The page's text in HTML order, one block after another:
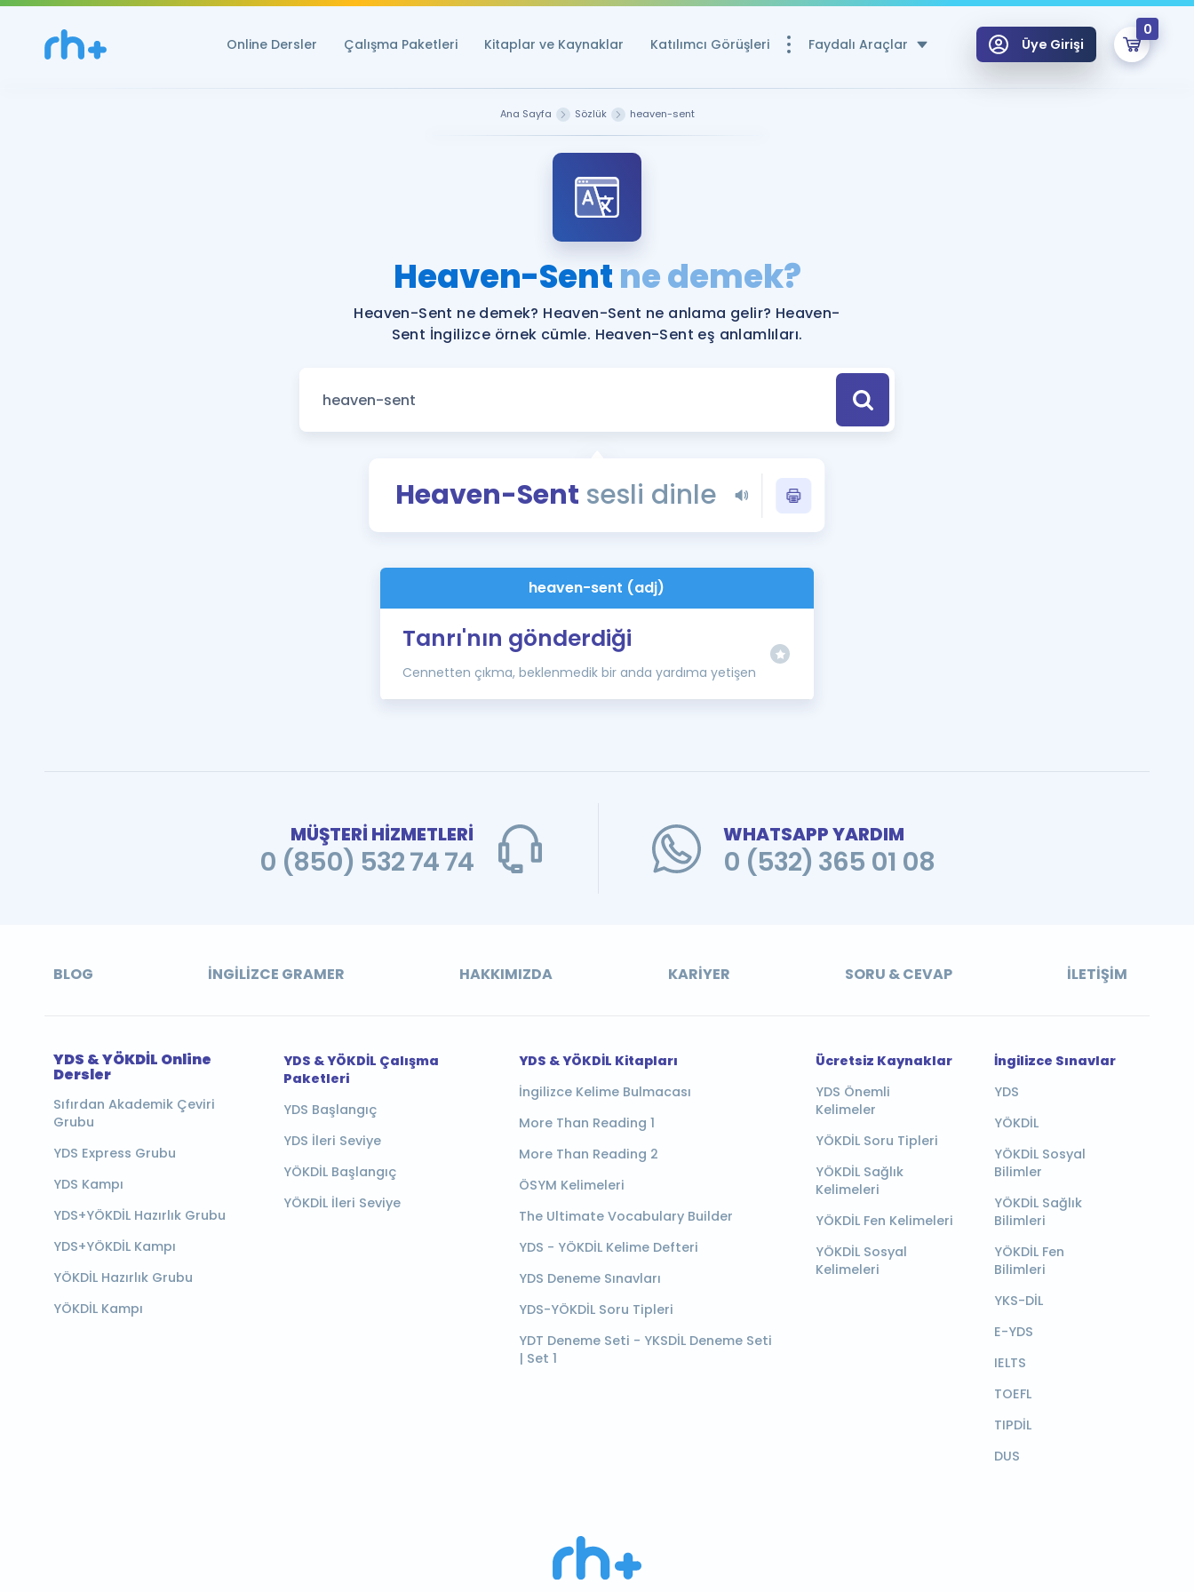
Online Dersler Çalışma Paketleri Kitaplar ve Kaynaklar Katılımcı Görüşleri Faydalı Araçlar
Ücretsiz Kaynaklar
YDS ve YÖKDİL Puan Hesaplama Aracı
YDS ve YÖKDİL'e Hazırlananlar için Öneriler
Tüm ÖSYM Sınavları Tek Takvimde
Blog
YDS - YÖKDİL Tüm Sınavlarla İlgili Haberler
İngilizce Gramer
Üye Girişi
0
Remzi Hoca ile seni sınava hazırlayacak onlarca eğitim seni bekliyor!
Ana Sayfa Sözlük heaven-sent
Heaven-Sentne demek?
Heaven-Sent ne demek? Heaven-Sent ne anlama gelir? Heaven-
Sent İngilizce örnek cümle. Heaven-Sent eş anlamlıları.
Heaven-Sent sesli dinle
heaven-sent (adj)
Tanrı'nın gönderdiği
Cennetten çıkma, beklenmedik bir anda yardıma yetişen
MÜŞTERİ HİZMETLERİ
0 (850) 532 74 74
WHATSAPP YARDIM
0 (532) 365 01 08
BLOG İNGILIZCE GRAMER HAKKIMIZDA KARIYER SORU & CEVAP İLETIŞIM
YDS & YÖKDİL Online
Dersler
Sıfırdan Akademik Çeviri
Grubu
YDS Express Grubu
YDS Kampı
YDS+YÖKDİL Hazırlık Grubu
YDS+YÖKDİL Kampı
YÖKDİL Hazırlık Grubu
YÖKDİL Kampı
YDS & YÖKDİL Çalışma
Paketleri
YDS Başlangıç
YDS İleri Seviye
YÖKDİL Başlangıç
YÖKDİL İleri Seviye
YDS & YÖKDİL Kitapları
İngilizce Kelime Bulmacası
More Than Reading 1
More Than Reading 2
ÖSYM Kelimeleri
The Ultimate Vocabulary Builder
YDS - YÖKDİL Kelime Defteri
YDS Deneme Sınavları
YDS-YÖKDİL Soru Tipleri
YDT Deneme Seti - YKSDİL Deneme Seti
| Set 1
Ücretsiz Kaynaklar
YDS Önemli
Kelimeler
YÖKDİL Soru Tipleri
YÖKDİL Sağlık
Kelimeleri
YÖKDİL Fen Kelimeleri
YÖKDİL Sosyal
Kelimeleri
İngilizce Sınavlar
YDS
YÖKDİL
YÖKDİL Sosyal
Bilimler
YÖKDİL Sağlık
Bilimleri
YÖKDİL Fen
Bilimleri
YKS-DİL
E-YDS
IELTS
TOEFL
TIPDİL
DUS